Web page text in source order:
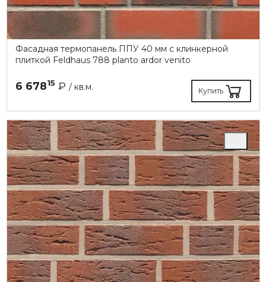
Фасадная термопанель ППУ 40 мм с клинкерной
плиткой Feldhaus 788 planto ardor venito
6 67815 ₽ / кв.м. Купить